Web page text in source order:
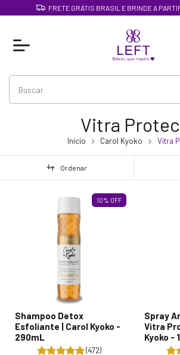
FRETE GRÁTIS BRASIL E BRINDE A
Vitra
Início Carol Kyoko Vitra
Ordenar
10% OFF
Shampoo Detox
Esfoliante | Carol Kyoko -
290mL
(472)
Spray
Vitra
Kyoko -